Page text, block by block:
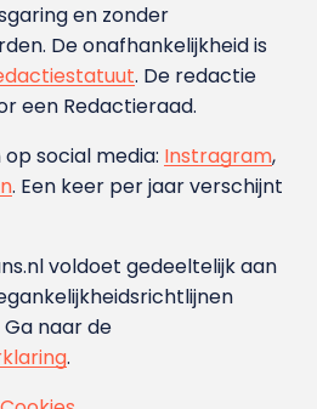
en zonder
De onafhankelijkheid is
. De redactie
een Redactieraad.
social media: Instragram,
. Een keer per jaar verschijnt
voldoet gedeeltelijk aan
Ga naar de
.